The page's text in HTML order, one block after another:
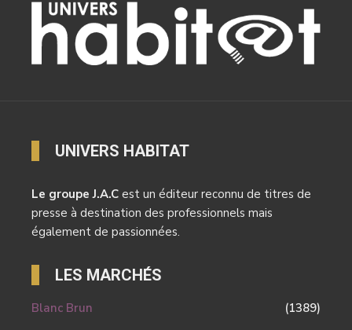
UNIVERS HABITAT
Le groupe J.A.C est un éditeur reconnu de titres de
presse à destination des professionnels mais
également de passionnées.
LES MARCHÉS
Blanc Brun
(1389)